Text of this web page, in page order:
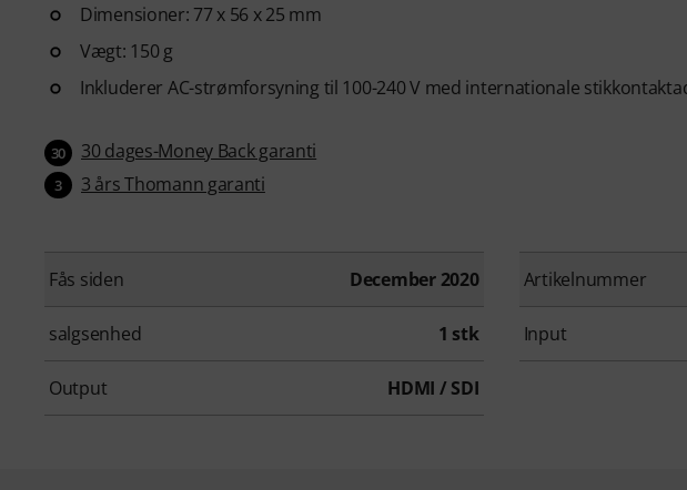
Dimensioner: 77 x 56 x 25 mm
Vægt: 150 g
Inkluderer AC-strømforsyning til 100-240 V med internationale
30 30 dages-Money Back garanti
3 3 års Thomann garanti
Fås siden December 2020 Artikelnummer
salgsenhed 1 stk Input
Output HDMI / SDI